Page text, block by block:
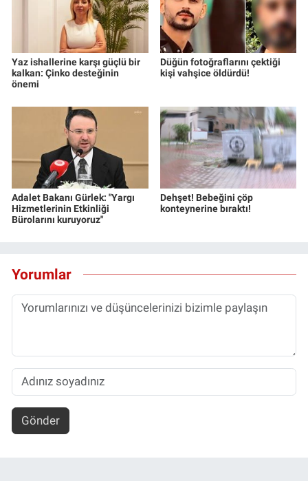
Yaz ishallerine karşı güçlü bir
kalkan: Çinko desteğinin
önemi
Düğün fotoğraflarını çektiği
kişi vahşice öldürdü!
Adalet Bakanı Gürlek: "Yargı
Hizmetlerinin Etkinliği
Bürolarını kuruyoruz"
Dehşet! Bebeğini çöp
konteynerine bıraktı!
Yorumlar
Gönder
Yerel Yaşam
Canlı Yayın